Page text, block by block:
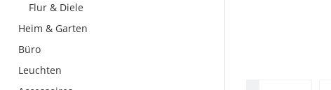
Flur & Diele
Heim & Garten
Büro
Leuchten